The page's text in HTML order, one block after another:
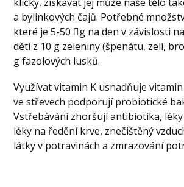
a bylinkových čajů. Potřebné
které je 5-50 g na den v závislosti
děti z 10 g zeleniny (špenátu, zelí,
g fazolových lusků.
Využívat vitamin K usnadňuje
ve střevech podporují probiotické
Vstřebávání zhoršují antibiotika,
léky na ředění krve, znečištěný
látky v potravinách a zmrazování